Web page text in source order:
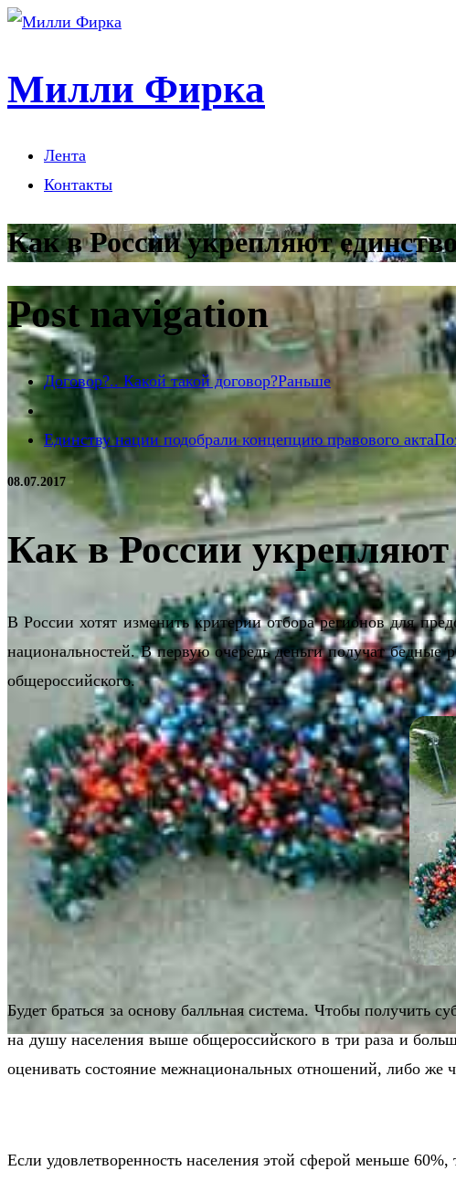
Милли Фирка
Лента
Контакты
Как в России укрепляют
Post navigation
Договор?.. Какой такой договор?Раньше
Единству нации подобрали концепцию правового акта
08.07.2017
Как в России
В России хотят изменить критерии отбора регионов для
национальностей. В первую очередь деньги получат бедные
общероссийского.
Будет браться за основу балльная система. Чтобы получить
на душу населения выше общероссийского в три раза и
оценивать состояние межнациональных отношений, либо же
Если удовлетворенность населения этой сферой меньше